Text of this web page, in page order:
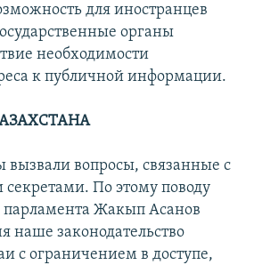
для иностранцев
органы
необходимости
к публичной информации.
вопросы, связанные с
По этому поводу
парламента Жакып Асанов
наше законодательство
с ограничением в доступе,